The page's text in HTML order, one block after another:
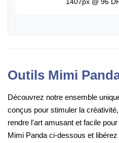
Outils Mimi
Découvrez notre ensemble
conçus pour stimuler la
rendre l'art amusant et facile
Mimi Panda ci-dessous et